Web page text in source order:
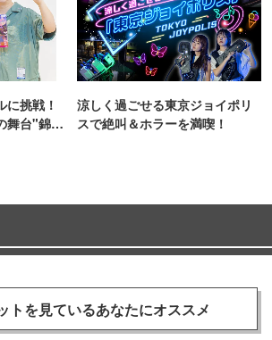
に挑戦！
舞台"錦糸
涼しく過ごせる東京ジョイポリ
スで絶叫＆ホラーを満喫！
トを見ているあなたにオススメ